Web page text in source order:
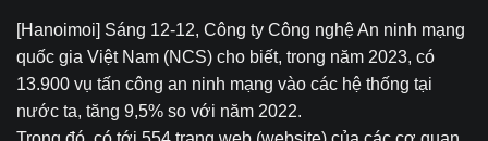
[Hanoimoi] Sáng 12-12, Công ty Công nghệ An ninh mạng
quốc gia Việt Nam (NCS) cho biết, trong năm 2023, có
13.900 vụ tấn công an ninh mạng vào các hệ thống tại
nước ta, tăng 9,5% so với năm 2022.